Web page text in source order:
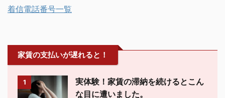
着信電話番号一覧
家賃の支払いが遅れると！
1
実体験！家賃の滞納を続けるとこん
な目に遭いました。